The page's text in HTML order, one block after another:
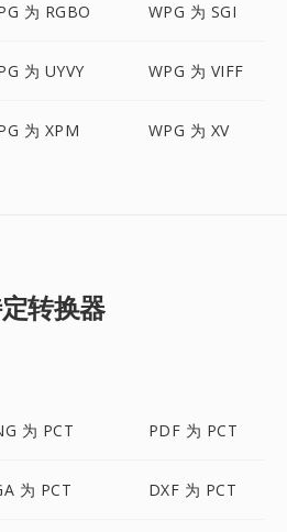
为 RGBO WPG 为 SGI
为 UYVY WPG 为 VIFF
为 XPM WPG 为 XV
转换器
为 PCT PDF 为 PCT
为 PCT DXF 为 PCT